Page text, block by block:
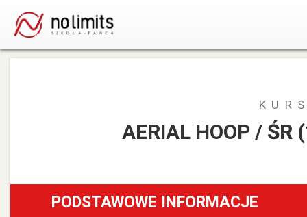
AERIAL HOOP / ŚR
PODSTAWOWE INFORMACJE